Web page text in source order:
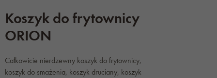
Koszyk do frytownicy
ORION
Całkowicie nierdzewny koszyk do frytownicy,
koszyk do smażenia, koszyk druciany, koszyk